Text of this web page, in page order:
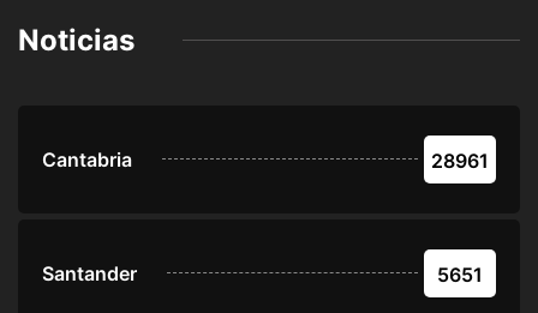
Noticias
Cantabria 28961
Santander 5651